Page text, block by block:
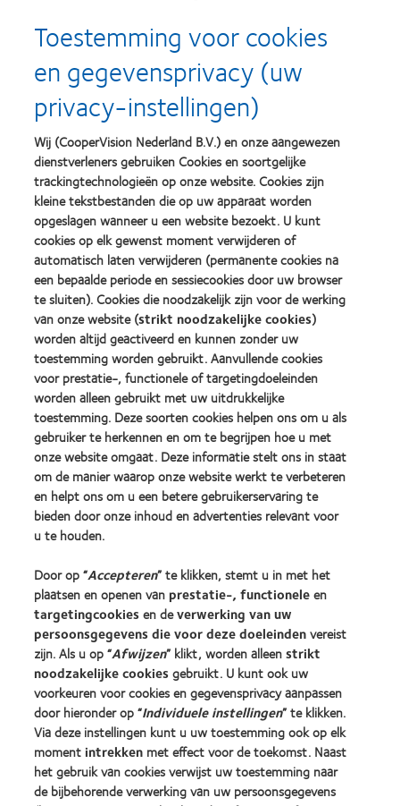
Learn
more
about
Silmo
d’Or
best
product
award
met
MyDay™
(2013)
Learn
more
about
Contact
Lens
Product
of
the
Year
(2013)
Learn
more
about
2012
&
2010
Best
Companies
for
Leaders
(2012)
Learn
more
about
2011
Best
Factory
Awards
(2011)
Learn
more
about
ODMA
2011
(2011)
Learn
more
about
2012
REBRAND
100®
Global
Award
(2012)
Onze producten
Zoek uw contactlens
Contactlenstechnologie
Vind uw opticien
Contactlenzen en gezichtsvermogen
Nieuwe drager
Ervaren drager
Over CooperVision
Vacatures bij CooperVision
Nieuwscentrum
Toestemming voor cookies
en gegevensprivacy (uw
privacy-instellingen)
Wij (CooperVision Nederland B.V.) en onze aangewezen
dienstverleners gebruiken Cookies en soortgelijke
trackingtechnologieën op onze website. Cookies zijn
kleine tekstbestanden die op uw apparaat worden
opgeslagen wanneer u een website bezoekt. U kunt
cookies op elk gewenst moment verwijderen of
automatisch laten verwijderen (permanente cookies na
een bepaalde periode en sessiecookies door uw browser
te sluiten). Cookies die noodzakelijk zijn voor de werking
van onze website (strikt noodzakelijke cookies)
worden altijd geactiveerd en kunnen zonder uw
toestemming worden gebruikt. Aanvullende cookies
voor prestatie-, functionele of targetingdoeleinden
worden alleen gebruikt met uw uitdrukkelijke
toestemming. Deze soorten cookies helpen ons om u als
gebruiker te herkennen en om te begrijpen hoe u met
onze website omgaat. Deze informatie stelt ons in staat
om de manier waarop onze website werkt te verbeteren
en helpt ons om u een betere gebruikerservaring te
bieden door onze inhoud en advertenties relevant voor
u te houden.
Door op “Accepteren” te klikken, stemt u in met het
plaatsen en openen van prestatie-, functioneleen
targetingcookiesen deverwerking van uw
persoonsgegevens die voor deze doeleindenvereist
zijn. Als u op “Afwijzen” klikt, worden alleenstrikt
noodzakelijke cookiesgebruikt. U kunt ook uw
voorkeuren voor cookies en gegevensprivacy aanpassen
door hieronder op “Individuele instellingen” te klikken.
Via deze instellingen kunt u uw toestemming ook op elk
moment intrekken met effect voor de toekomst. Naast
het gebruik van cookies verwijst uw toestemming naar
de bijbehorende verwerking van uw persoonsgegevens